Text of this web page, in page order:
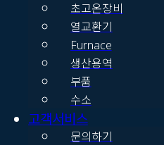
초고온장비
열교환기
Furnace
생산용역
부품
수소
고객서비스
문의하기